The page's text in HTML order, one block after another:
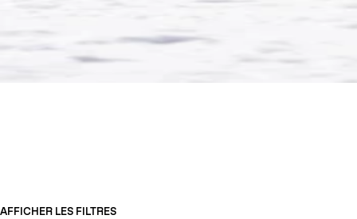
AFFICHER LES FILTRES